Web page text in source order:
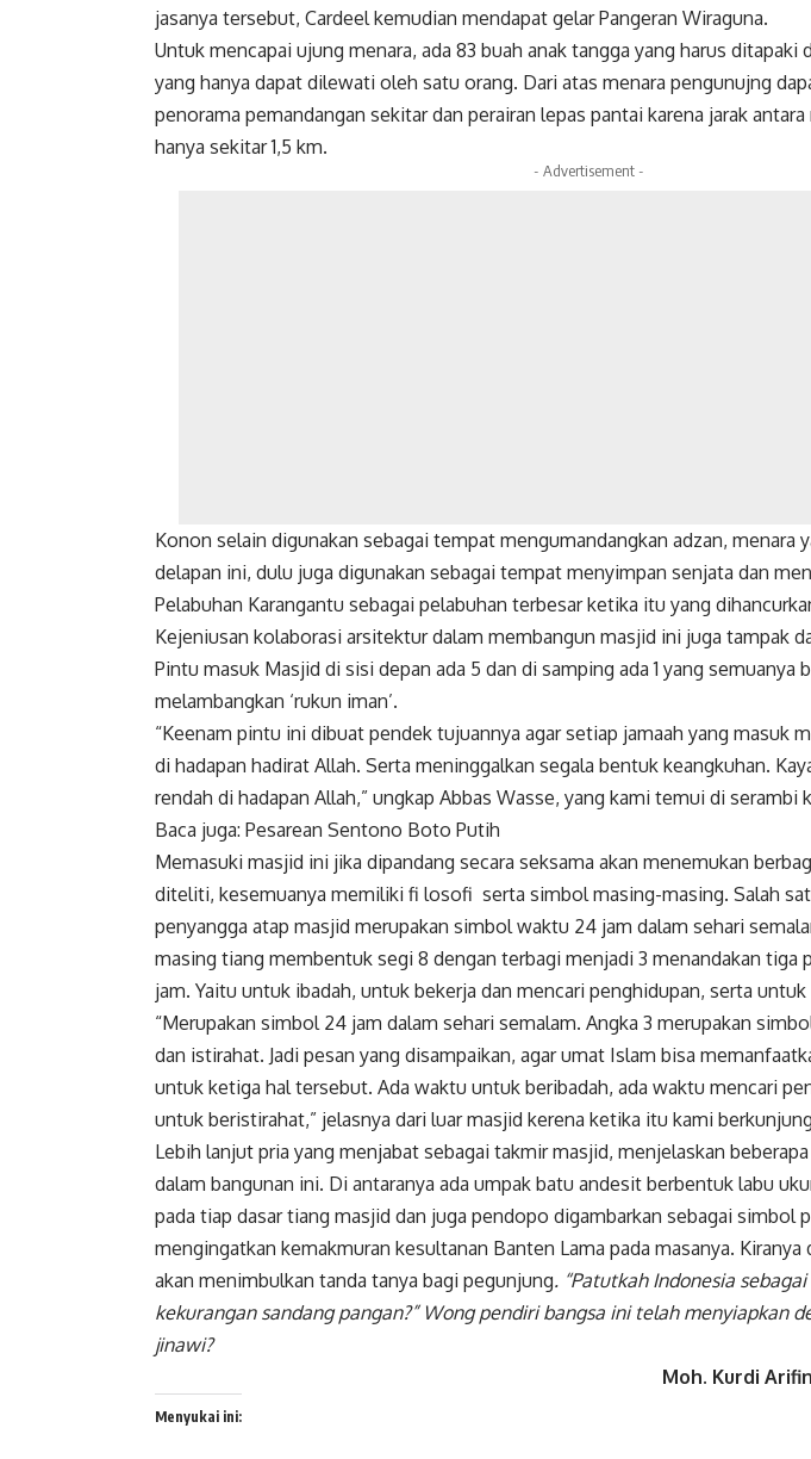
jasanya tersebut, Cardeel kemudian mendapat gelar Pangeran Wiraguna.
Untuk mencapai ujung menara, ada 83 buah anak tangga yang harus
yang hanya dapat dilewati oleh satu orang. Dari atas menara pengunujng
penorama pemandangan sekitar dan perairan lepas pantai karena jarak
hanya sekitar 1,5 km.
- Advertisement -
Konon selain digunakan sebagai tempat mengumandangkan adzan, menara
delapan ini, dulu juga digunakan sebagai tempat menyimpan senjata dan
Pelabuhan Karangantu sebagai pelabuhan terbesar ketika itu yang
Kejeniusan kolaborasi arsitektur dalam membangun masjid ini juga tampak
Pintu masuk Masjid di sisi depan ada 5 dan di samping ada 1 yang semuanya
melambangkan ‘rukun iman’.
“Keenam pintu ini dibuat pendek tujuannya agar setiap jamaah yang masuk
di hadapan hadirat Allah. Serta meninggalkan segala bentuk keangkuhan.
rendah di hadapan Allah,” ungkap Abbas Wasse, yang kami temui di serambi
Baca juga: Pesarean Sentono Boto Putih
Memasuki masjid ini jika dipandang secara seksama akan menemukan
diteliti, kesemuanya memiliki fi losofi serta simbol masing-masing. Salah
penyangga atap masjid merupakan simbol waktu 24 jam dalam sehari
masing tiang membentuk segi 8 dengan terbagi menjadi 3 menandakan tiga
jam. Yaitu untuk ibadah, untuk bekerja dan mencari penghidupan, serta
“Merupakan simbol 24 jam dalam sehari semalam. Angka 3 merupakan
dan istirahat. Jadi pesan yang disampaikan, agar umat Islam bisa
untuk ketiga hal tersebut. Ada waktu untuk beribadah, ada waktu mencari
untuk beristirahat,” jelasnya dari luar masjid kerena ketika itu kami
Lebih lanjut pria yang menjabat sebagai takmir masjid, menjelaskan
dalam bangunan ini. Di antaranya ada umpak batu andesit berbentuk labu
pada tiap dasar tiang masjid dan juga pendopo digambarkan sebagai simbol
mengingatkan kemakmuran kesultanan Banten Lama pada masanya.
akan menimbulkan tanda tanya bagi pegunjung. “Patutkah Indonesia
kekurangan sandang pangan?” Wong pendiri bangsa ini telah menyiapkan
jinawi?
Moh. Kurdi Arifin
Menyukai ini: